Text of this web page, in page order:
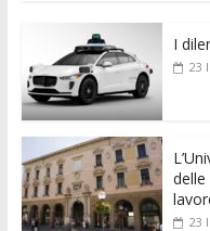
e
b
o
o
k
itt
er
ai
l
I
23
delle
23